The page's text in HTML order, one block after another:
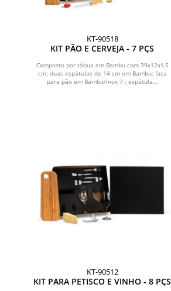
KT-90518
KIT PÃO E CERVEJA - 7 PÇS
Composto por tábua em Bambu com 39x12x1,5
cm; duas espátulas de 14 cm em Bambu; faca
para pão em Bambu/Inox 7 ; espátula...
KT-90512
KIT PARA PETISCO E VINHO - 8 PÇS